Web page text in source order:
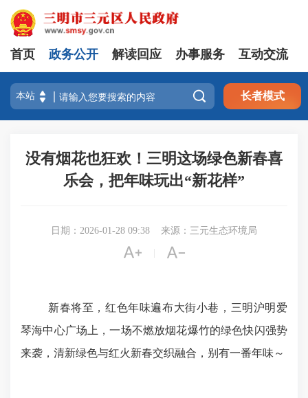
首页 政务公开 解读回应 办事服务 互动交流
 长者模式
没有烟花也狂欢！三明这场绿色新春喜
乐会，把年味玩出“新花样”
日期：2026-01-28 09:38 来源：三元生态环境局
 
新春将至，红色年味遍布大街小巷，三明沪明爱
琴海中心广场上，一场不燃放烟花爆竹的绿色快闪强势
来袭，清新绿色与红火新春交织融合，别有一番年味～